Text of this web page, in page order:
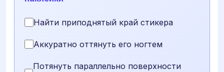
Найти приподнятый край стикера
Аккуратно оттянуть его ногтем
Потянуть параллельно поверхности